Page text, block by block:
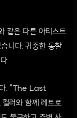
같은 다른 아티스트
니다. 귀중한 통찰
.
다. "The Last
러와 함께 레트로